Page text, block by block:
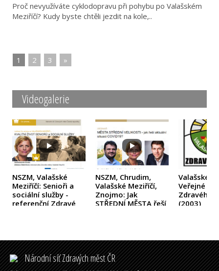
Proč nevyužíváte cyklodopravu při pohybu po Valašském
Meziříčí? Kudy byste chtěli jezdit na kole,..
1 2 3 »
Videogalerie
NSZM, Valašské
Meziříčí: Senioři a
sociální služby -
referenční Zdravé
NSZM, Chrudim,
Valašské Meziříčí,
Znojmo: Jak
STŘEDNÍ MĚSTA řeší
Valašské
Veřejné
Zdravého
(2003)
Národní síť Zdravých měst ČR